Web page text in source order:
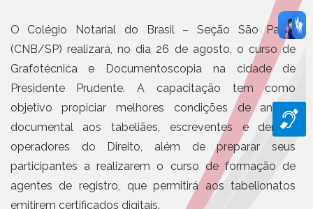
O Colégio Notarial do Brasil – Seção São Paulo
(CNB/SP) realizará, no dia 26 de agosto, o curso de
Grafotécnica e Documentoscopia na cidade de
Presidente Prudente. A capacitação tem como
objetivo propiciar melhores condições de análise
documental aos tabeliães, escreventes e demais
operadores do Direito, além de preparar seus
participantes a realizarem o curso de formação de
agentes de registro, que permitirá aos tabelionatos
emitirem certificados digitais.